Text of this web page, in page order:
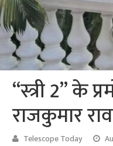
“स्त्री 2” के
राजकुमार
Telescope Today